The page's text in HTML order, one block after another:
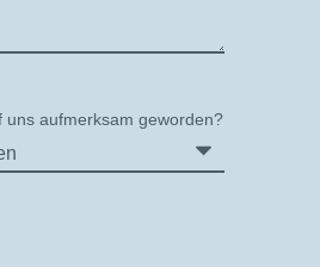
uns aufmerksam geworden?